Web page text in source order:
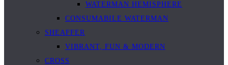
WATERMAN HEMISPHERE
CONSUMABILE WATERMAN
SHEAFFER
VIBRANT, FUN & MODERN
CROSS